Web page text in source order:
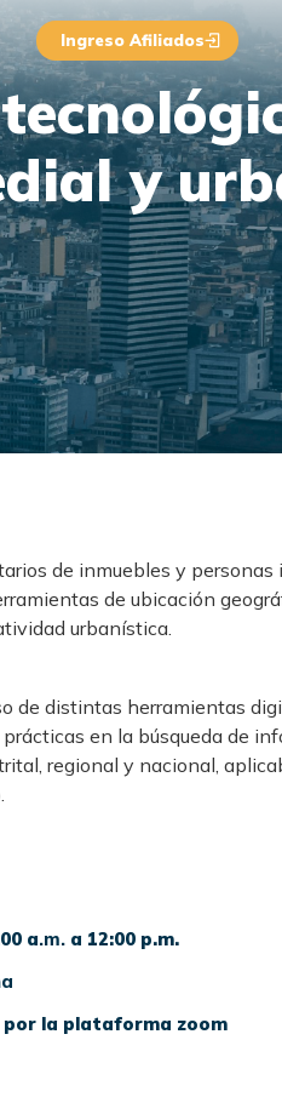
Ingreso Afiliados
y
de inmuebles y personas
de ubicación
urbanística.
de distintas herramientas
en la búsqueda de
regional y nacional,
a.m. a 12:00 p.m.
por la plataforma zoom